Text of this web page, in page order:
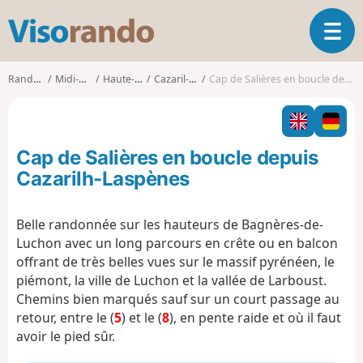
s
o
o
O
u
v
i
r
l
g
a
i
o
n
Randonnées Midi-Pyrénées Haute-Garonne Cazaril-Laspènes Cap de Salières en boucle depuis Cazarilh-Laspènes
Cap de Salières en boucle depuis
Cazarilh-Laspènes
Belle randonnée sur les hauteurs de Bagnères-de-
Luchon avec un long parcours en crête ou en balcon
offrant de très belles vues sur le massif pyrénéen, le
piémont, la ville de Luchon et la vallée de Larboust.
Chemins bien marqués sauf sur un court passage au
retour, entre le (5) et le (8), en pente raide et où il faut
avoir le pied sûr.